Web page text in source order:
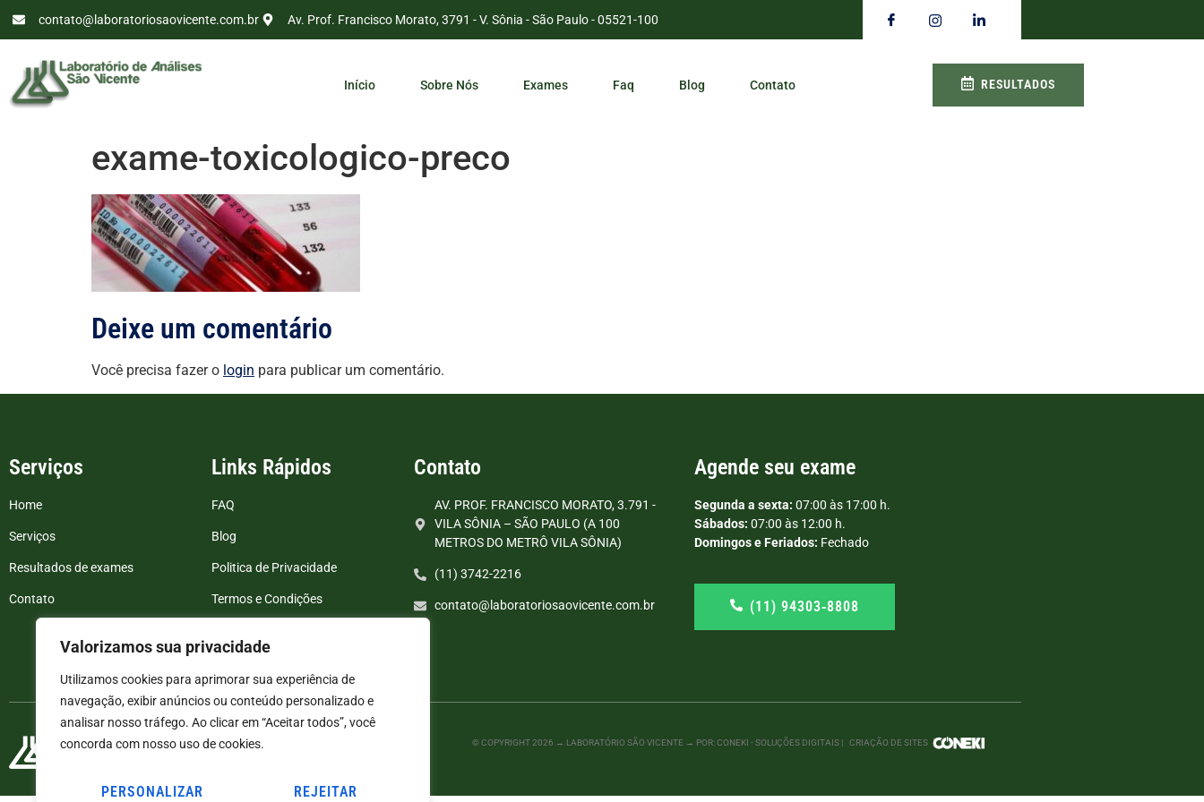
Valorizamos sua privacidade
Utilizamos cookies para aprimorar sua experiência de
navegação, exibir anúncios ou conteúdo personalizado e
analisar nosso tráfego. Ao clicar em “Aceitar todos”, você
concorda com nosso uso de cookies.
PERSONALIZAR REJEITAR
contato@laboratoriosaovicente.com.br Av. Prof. Francisco Morato, 3791 - V. Sônia - São Paulo - 05521-100
Início Sobre Nós Exames Faq Blog Contato RESULTADOS
exame-toxicologico-preco
Deixe um comentário
Você precisa fazer o login para publicar um comentário.
Serviços
Home
Serviços
Resultados de exames
Contato
Links Rápidos
FAQ
Blog
Politica de Privacidade
Termos e Condições
Contato
AV. PROF. FRANCISCO MORATO, 3.791 -
VILA SÔNIA – SÃO PAULO (A 100
METROS DO METRÔ VILA SÔNIA)
(11) 3742-2216
contato@laboratoriosaovicente.com.br
Agende seu exame
Segunda a sexta: 07:00 às 17:00 h.
Sábados: 07:00 às 12:00 h.
Domingos e Feriados: Fechado
(11) 94303‑8808
© COPYRIGHT2026 → LABORATÓRIO SÃO VICENTE → POR: CONEKI - SOLUÇÕES DIGITAIS | CRIAÇÃO DE SITES